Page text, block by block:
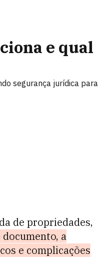
e qual
segurança jurídica para
de propriedades,
documento, a
e complicações